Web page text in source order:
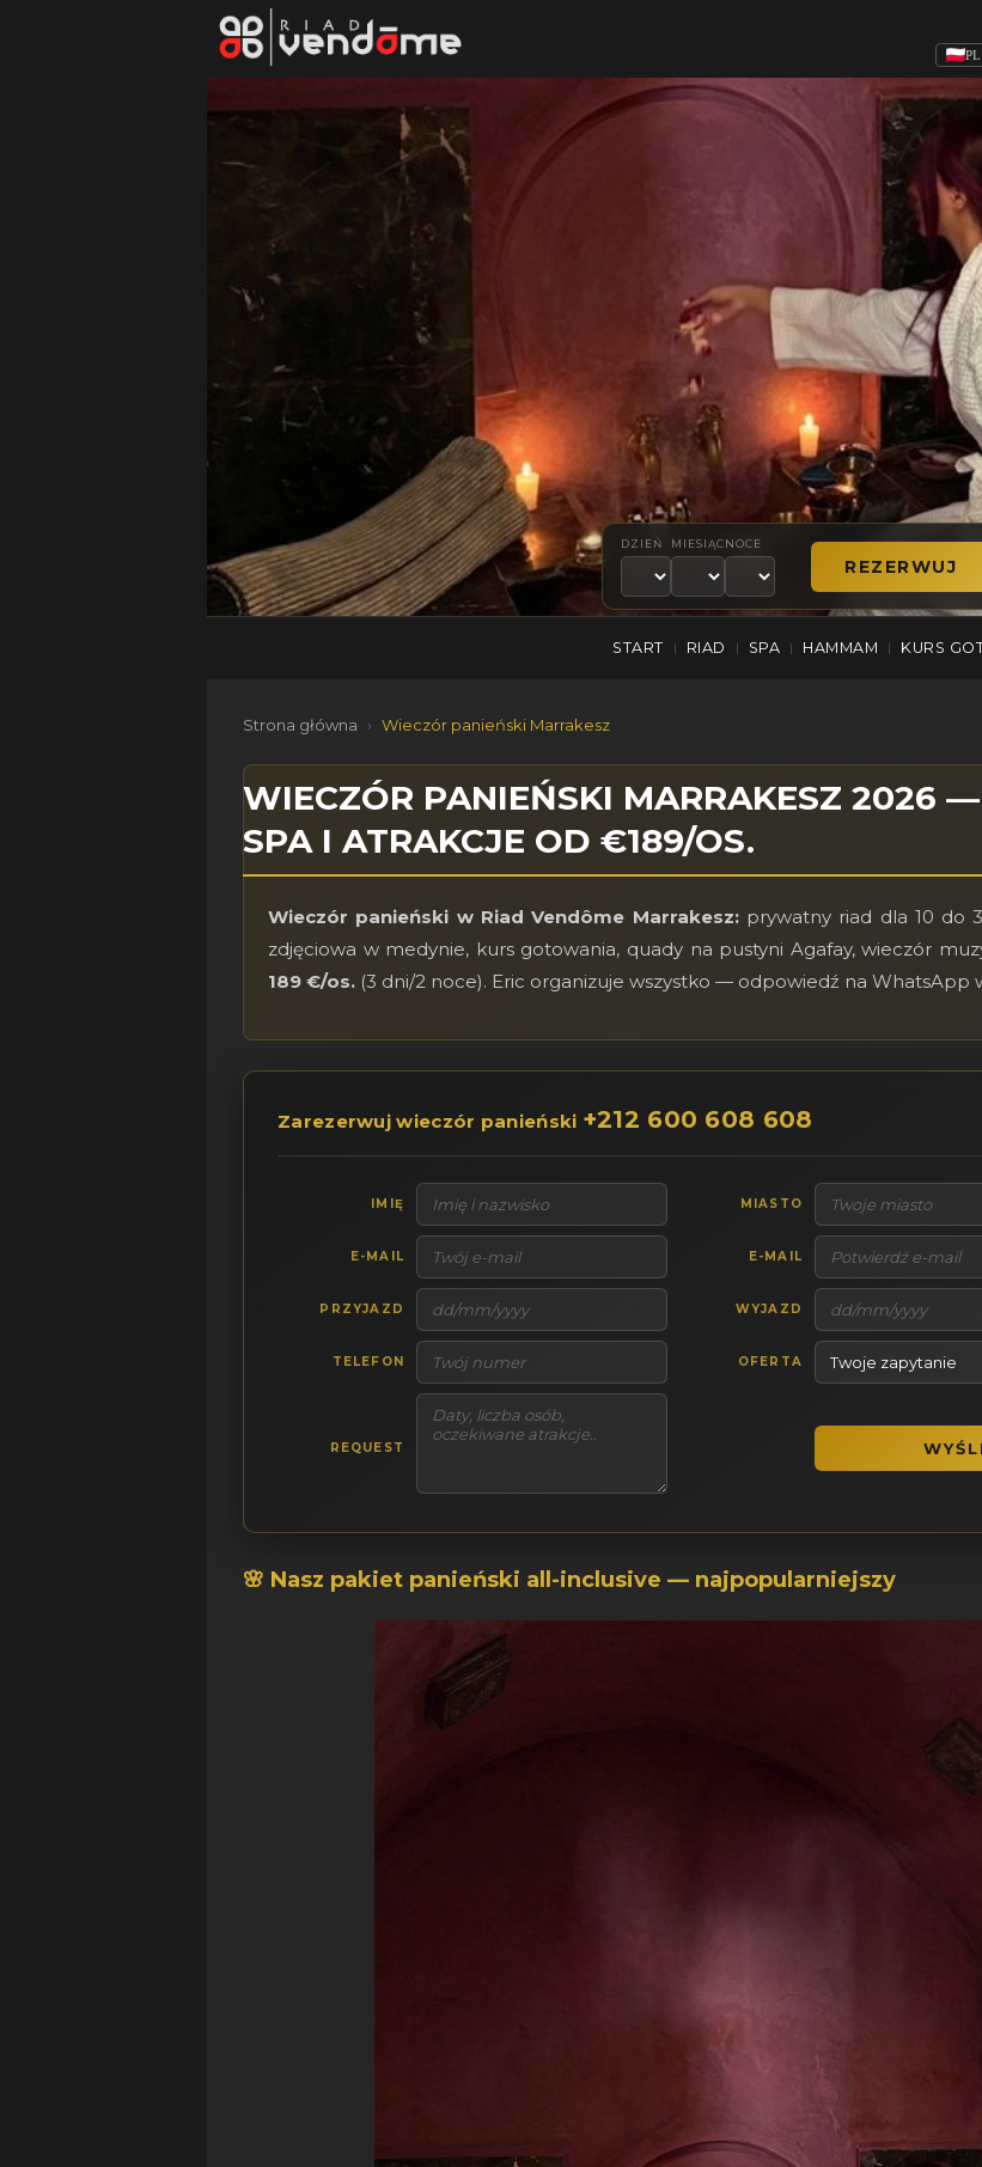
PL
DZIEŃ MIESIĄCNOCE
START | RIAD | SPA | HAMMAM | KURS
Strona główna › Wieczór panieński Marrakesz
WIECZÓR PANIEŃSKI MARRAKESZ 2026
SPA I ATRAKCJE OD €189/OS.
Wieczór panieński w Riad Vendôme Marrakesz:prywatny riad dla 10 do
zdjęciowa w medynie, kurs gotowania, quady na pustyni Agafay, wieczór
189 €/os. (3 dni/2 noce). Eric organizuje wszystko — odpowiedź na WhatsApp
Zarezerwuj wieczór panieński +212 600 608 608
IMIĘ MIASTO
E-MAIL E-MAIL
PRZYJAZD WYJAZD
TELEFON OFERTA
REQUEST
🌸 Nasz pakiet panieński all-inclusive — najpopularniejszy